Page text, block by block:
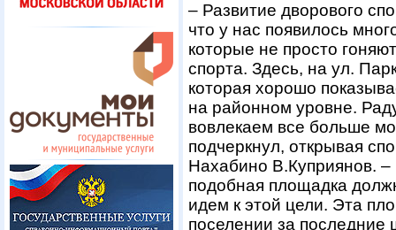
– Развитие дворового
что у нас появилось
которые не просто
спорта. Здесь, на ул.
которая хорошо
на районном уровне.
вовлекаем все больше
подчеркнул, открывая
Нахабино В.Куприянов.
подобная площадка
идем к этой цели. Эта
поселении за последние